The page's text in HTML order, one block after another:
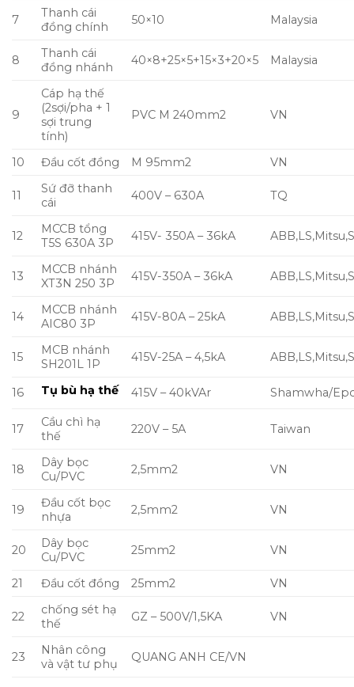
7
Thanh cái
đồng chính
50×10 Malaysia
8
Thanh cái
đồng nhánh
40×8+25×5+15×3+20×5 Malaysia
9
Cáp hạ thế
(2sợi/pha + 1
sợi trung
tính)
PVC M 240mm2 VN
10 Đầu cốt đồng M 95mm2 VN
11
Sứ đỡ thanh
cái
400V – 630A TQ
12
MCCB tổng
T5S 630A 3P
415V- 350A – 36kA
13
MCCB nhánh
XT3N 250 3P
415V-350A – 36kA
14
MCCB nhánh
AIC80 3P
415V-80A – 25kA
15
MCB nhánh
SH201L 1P
415V-25A – 4,5kA
16 Tụ bù hạ thế 415V – 40kVAr Shamwha/
17
Cầu chì hạ
thế
220V – 5A Taiwan
18
Dây bọc
Cu/PVC
2,5mm2 VN
19
Đầu cốt bọc
nhựa
2,5mm2 VN
20
Dây bọc
Cu/PVC
25mm2 VN
21 Đầu cốt đồng 25mm2 VN
22
chống sét hạ
thế
GZ – 500V/1,5KA VN
23
Nhân công
và vật tư phụ
QUANG ANH CE/VN